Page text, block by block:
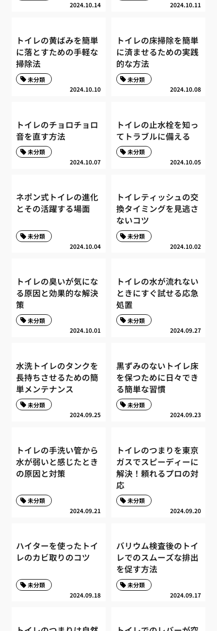
2024.10.14 2024.10.11
トイレの黄ばみを簡単
に落とすための手軽な
掃除法
2024.10.10
未分類
トイレの床掃除を簡単
に済ませるための実践
的な方法
2024.10.08
未分類
トイレのチョロチョロ
音を直す方法
2024.10.07
未分類
トイレの止水栓を知っ
てトラブルに備える
2024.10.05
未分類
ネポン式トイレの進化
とその活躍する場面
2024.10.04
未分類
トイレティッシュの交
換タイミングを見逃さ
ないコツ
2024.10.02
未分類
トイレの臭いが気にな
る原因と効果的な解決
策
2024.10.01
未分類
トイレの水が流れない
ときにすぐ試せる応急
処置
2024.09.27
未分類
水洗トイレのタンクを
長持ちさせるための簡
単メンテナンス
2024.09.25
未分類
黒ずみのないトイレ床
を保つために日々でき
る簡単な習慣
2024.09.23
未分類
トイレの手洗い管から
水が弱いと感じたとき
の原因と対策
2024.09.21
未分類
トイレのつまりを東京
ガスでスピーディーに
解決！頼れるプロの対
応
2024.09.20
未分類
ハイターを使ったトイ
レのカビ取りのコツ
2024.09.18
未分類
バリウム検査後のトイ
レでのスムーズな排出
を促す方法
2024.09.17
未分類